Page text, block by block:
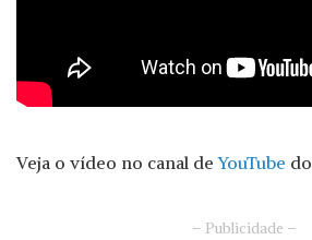
Veja o vídeo no canal deYouTube do
– Publicidade –